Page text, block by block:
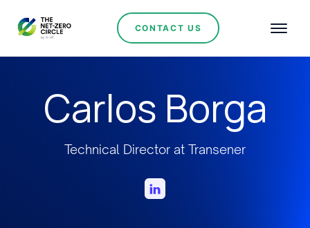
CONTACT US
Carlos Borga
Technical Director at Transener